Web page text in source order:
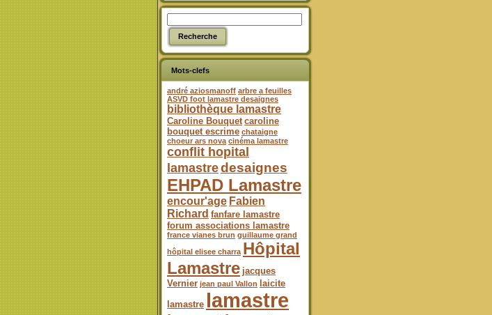
Mots-clefs
andré aziosmanoff arbre a feuilles
ASVD foot lamastre desaignes
bibliothèque lamastre
Caroline Bouquet caroline
bouquet escrime chataigne
choeur ars nova cinéma lamastre
conflit hopital
lamastredesaignes
EHPAD Lamastre
encour'age Fabien
Richard fanfare lamastre
forum associations lamastre
france vianes brun guillaume grand
hôpital elisee charra Hôpital
Lamastre jacques
Vernier jean paul Vallon
laicite
lamastre lamastre